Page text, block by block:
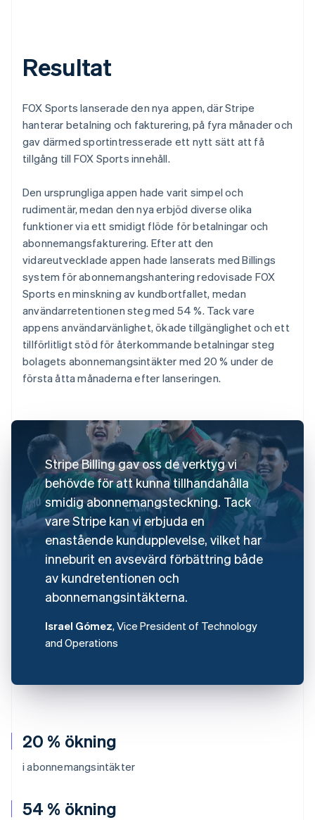
20 % ökning
i abonnemangsintäkter
54 % ökning
Resultat
FOX Sports lanserade den nya appen, där Stripe
hanterar betalning och fakturering, på fyra månader och
gav därmed sportintresserade ett nytt sätt att få
tillgång till FOX Sports innehåll.
Den ursprungliga appen hade varit simpel och
rudimentär, medan den nya erbjöd diverse olika
funktioner via ett smidigt flöde för betalningar och
abonnemangsfakturering. Efter att den
vidareutvecklade appen hade lanserats med Billings
system för abonnemangshantering redovisade FOX
Sports en minskning av kundbortfallet, medan
användarretentionen steg med 54 %. Tack vare
appens användarvänlighet, ökade tillgänglighet och ett
tillförlitligt stöd för återkommande betalningar steg
bolagets abonnemangsintäkter med 20 % under de
första åtta månaderna efter lanseringen.
Stripe Billing gav oss de verktyg vi
behövde för att kunna tillhandahålla
smidig abonnemangsteckning. Tack
vare Stripe kan vi erbjuda en
enastående kundupplevelse, vilket har
inneburit en avsevärd förbättring både
av kundretentionen och
abonnemangsintäkterna.
Israel Gómez, Vice President of Technology
and Operations